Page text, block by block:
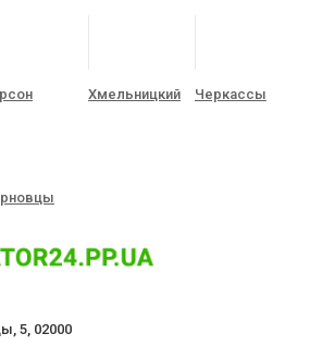
Хмельницкий Черкассы
5, 02000